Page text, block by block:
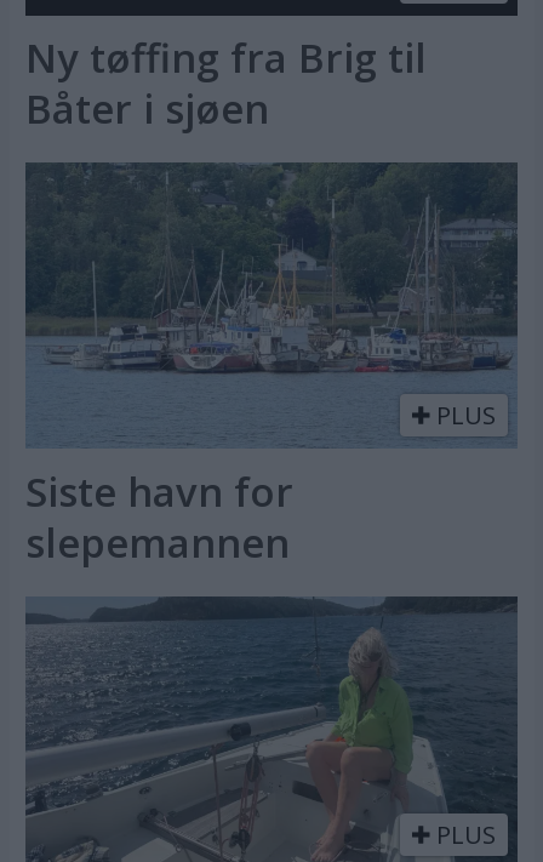
Ny tøffing fra Brig til
Båter i sjøen
PLUS
Siste havn for
slepemannen
PLUS